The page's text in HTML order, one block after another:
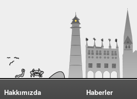
Hakkımızda
Haberler